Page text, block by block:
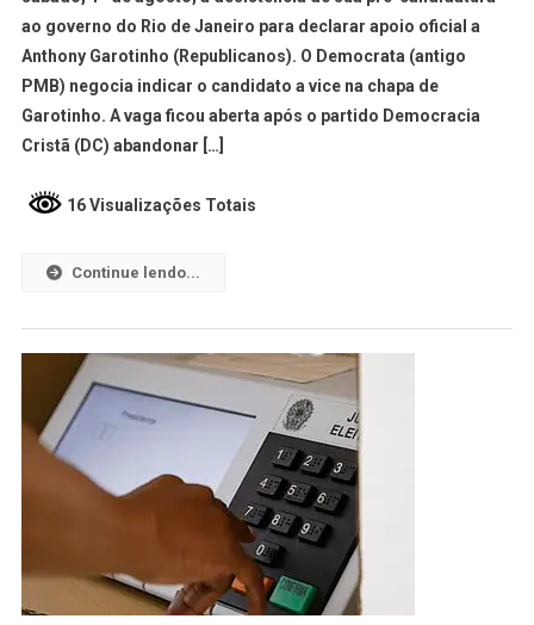
ao governo do Rio de Janeiro para declarar apoio oficial a
Anthony Garotinho (Republicanos). O Democrata (antigo
PMB) negocia indicar o candidato a vice na chapa de
Garotinho. A vaga ficou aberta após o partido Democracia
Cristã (DC) abandonar […]
16 Visualizações Totais
Continue lendo...